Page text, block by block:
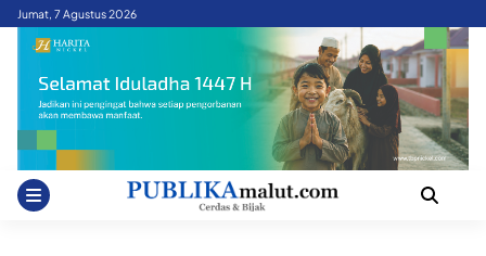
SkipJumat, 7 Agustus 2026